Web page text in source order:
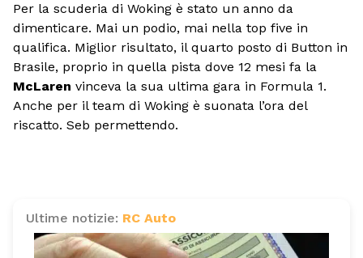
Per la scuderia di Woking è stato un anno da
dimenticare. Mai un podio, mai nella top five in
qualifica. Miglior risultato, il quarto posto di Button in
Brasile, proprio in quella pista dove 12 mesi fa la
McLaren vinceva la sua ultima gara in Formula 1.
Anche per il team di Woking è suonata l’ora del
riscatto. Seb permettendo.
Ultime notizie: RC Auto